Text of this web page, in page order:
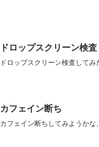
ドロップスクリーン検査
ドロップスクリーン検査して
カフェイン断ち
カフェイン断ちしてみようか